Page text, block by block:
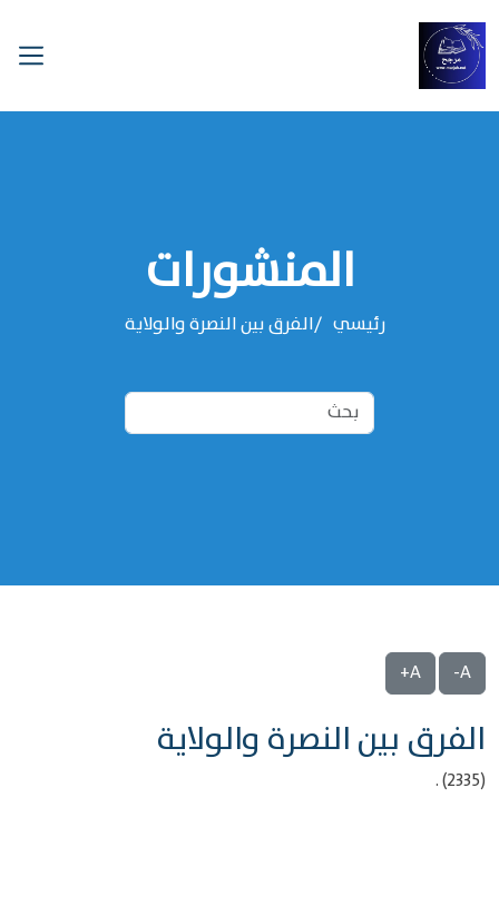
المنشورات
رئيسي الفرق بين النصرة والولاية
A-
A+
الفرق بين النصرة والولاية
(2335) .